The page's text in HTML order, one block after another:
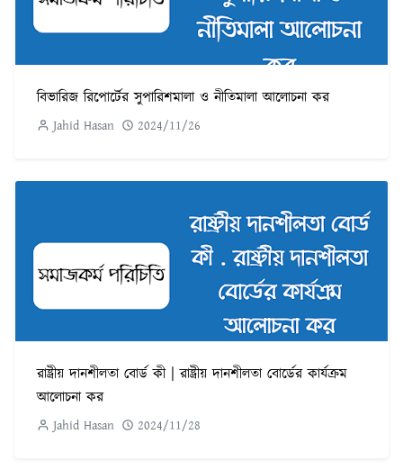
বিভারিজ রিপোর্টের সুপারিশমালা ও নীতিমালা আলোচনা কর
Jahid Hasan 2024/11/26
রাষ্ট্রীয় দানশীলতা বোর্ড কী | রাষ্ট্রীয় দানশীলতা বোর্ডের কার্যক্রম
আলোচনা কর
Jahid Hasan 2024/11/28